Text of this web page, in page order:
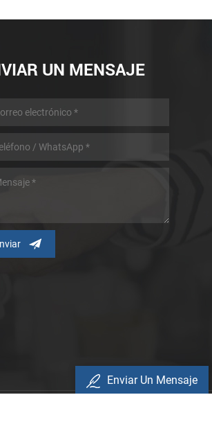
UN MENSAJE
Enviar Un Mensaje